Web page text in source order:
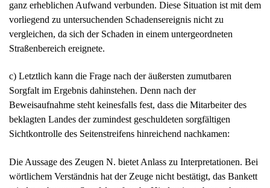
vorliegend zu untersuchenden Schadensereignis nicht zu
vergleichen, da sich der Schaden in einem untergeordneten
Straßenbereich ereignete.
Sorgfalt im Ergebnis dahinstehen. Denn nach der
Beweisaufnahme steht keinesfalls fest, dass die Mitarbeiter des
beklagten Landes der zumindest geschuldeten sorgfältigen
Sichtkontrolle des Seitenstreifens hinreichend nachkamen:
wörtlichem Verständnis hat der Zeuge nicht bestätigt, das Bankett
mit der gebotenen Sorgfalt auf grobe Hindernisse abgesucht zu